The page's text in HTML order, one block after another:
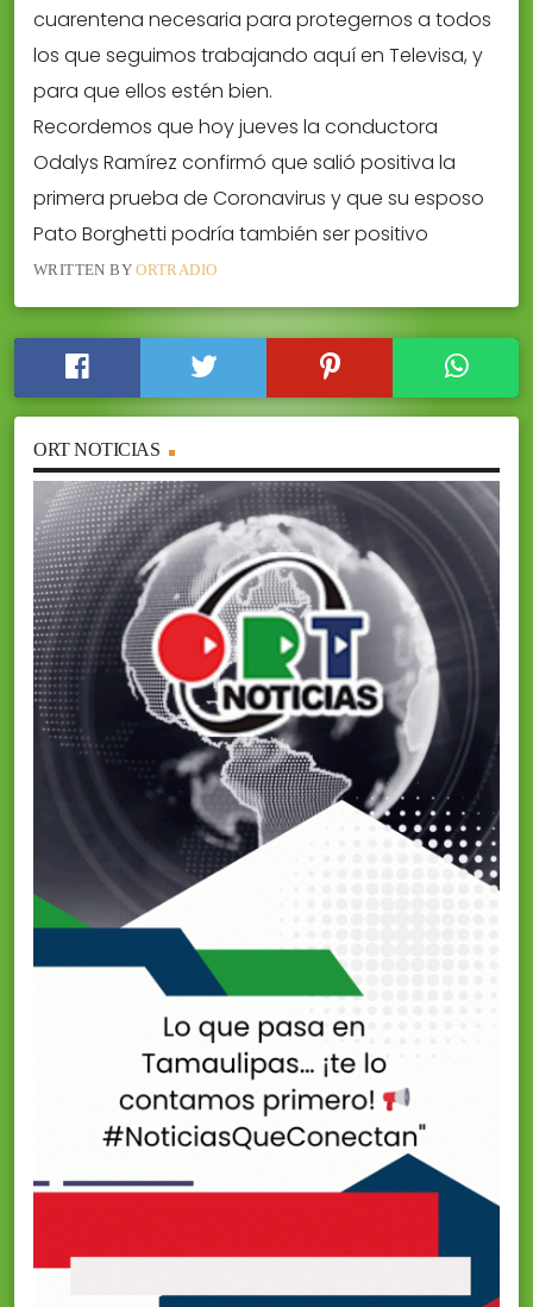
cuarentena necesaria para protegernos a todos
los que seguimos trabajando aquí en Televisa, y
para que ellos estén bien.
Recordemos que hoy jueves la conductora
Odalys Ramírez confirmó que salió positiva la
primera prueba de Coronavirus y que su esposo
Pato Borghetti podría también ser positivo
WRITTEN BYORTRADIO
ORT NOTICIAS